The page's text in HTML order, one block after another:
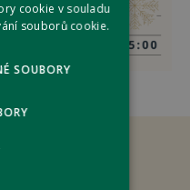
cookie v souladu
souborů cookie.
SOUBORY